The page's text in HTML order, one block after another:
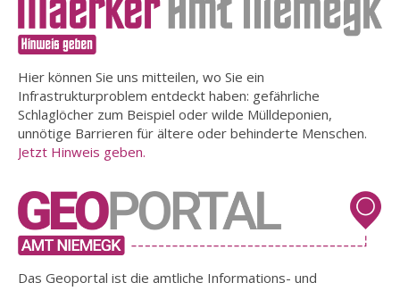
Hier können Sie uns mitteilen, wo Sie ein
Infrastrukturproblem entdeckt haben: gefährliche
Schlaglöcher zum Beispiel oder wilde Mülldeponien,
unnötige Barrieren für ältere oder behinderte Menschen.
Jetzt Hinweis geben.
Das Geoportal ist die amtliche Informations- und